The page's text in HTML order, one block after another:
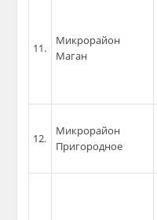
11.
Микрорайон
Маган
12.
Микрорайон
Пригородное